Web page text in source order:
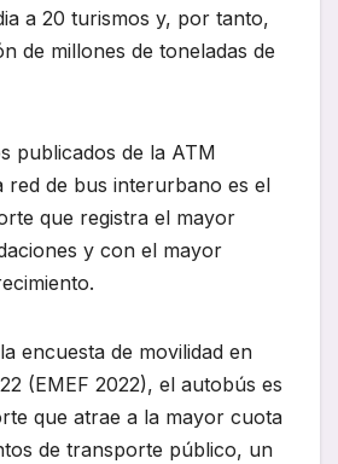
a 20 turismos y, por tanto,
de millones de toneladas de
publicados de la ATM
red de bus interurbano es el
que registra el mayor
y con el mayor
encuesta de movilidad en
(EMEF 2022), el autobús es
que atrae a la mayor cuota
de transporte público, un